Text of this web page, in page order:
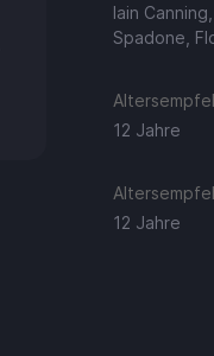
Iain
Spadone,
12 Jahre
12 Jahre